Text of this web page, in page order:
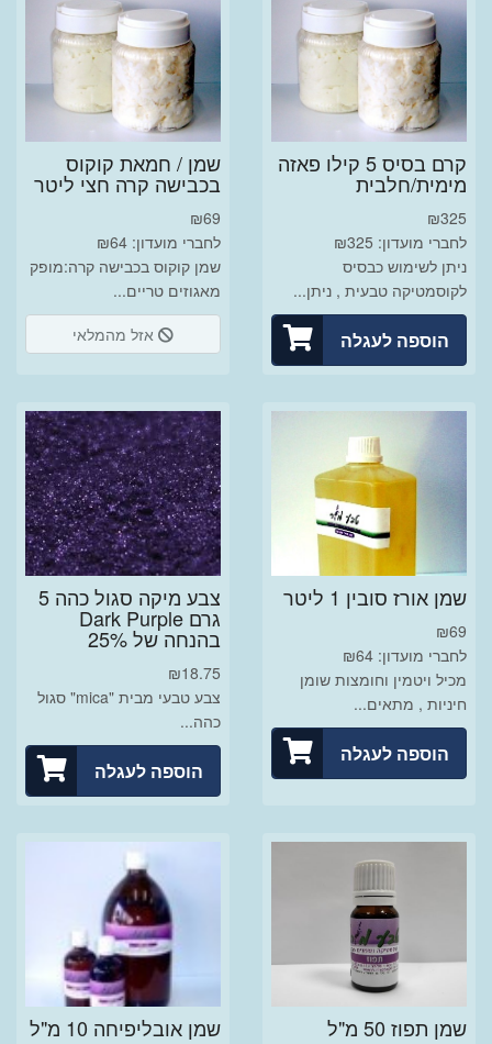
קרם בסיס 5 קילו פאזה
מימית/חלבית
₪325
לחברי מועדון: ₪325
ניתן לשימוש כבסיס
לקוסמטיקה טבעית , ניתן...
הוספה לעגלה
שמן / חמאת קוקוס
בכבישה קרה חצי ליטר
₪69
לחברי מועדון: ₪64
שמן קוקוס בכבישה קרה:מופק
מאגוזים טריים...
אזל מהמלאי
שמן אורז סובין 1 ליטר
₪69
לחברי מועדון: ₪64
מכיל ויטמין וחומצות שומן
חיניות , מתאים...
הוספה לעגלה
צבע מיקה סגול כהה 5
גרם Dark Purple
בהנחה של 25%
₪18.75
צבע טבעי מבית "mica" סגול
כהה...
הוספה לעגלה
שמן תפוז 50 מ"ל שמן אובליפיחה 10 מ"ל